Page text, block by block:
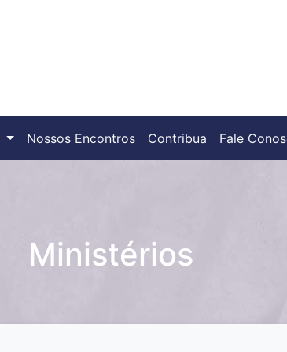
Nossos Encontros Contribua Fale
Ministérios